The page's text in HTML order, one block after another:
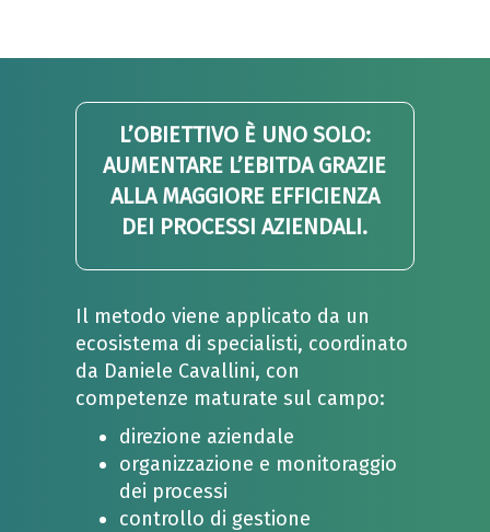
L’OBIETTIVO È UNO SOLO:
AUMENTARE L’EBITDA GRAZIE
ALLA MAGGIORE EFFICIENZA
DEI PROCESSI AZIENDALI.
Il metodo viene applicato da un
ecosistema di specialisti, coordinato
da Daniele Cavallini, con
competenze maturate sul campo:
direzione aziendale
organizzazione e monitoraggio
dei processi
controllo di gestione